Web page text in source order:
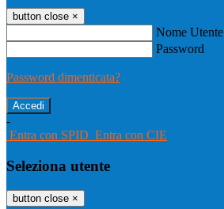
button close ×
Nome Utente
Password
Password dimenticata?
-
Entra con SPID Entra con CIE
Seleziona utente
button close ×